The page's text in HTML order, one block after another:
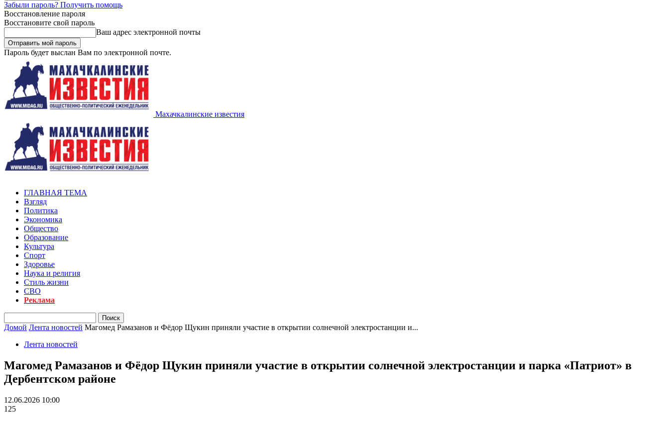
Забыли пароль? Получить помощь
Восстановление пароля
Восстановите свой пароль
Ваш адрес электронной почты
Пароль будет выслан Вам по электронной почте.
Махачкалинские известия
ГЛАВНАЯ ТЕМА
Взгляд
Политика
Экономика
Общество
Образование
Культура
Спорт
Здоровье
Наука и религия
Стиль жизни
СВО
Реклама
Домой Лента новостей Магомед Рамазанов и Фёдор Щукин приняли участие в открытии солнечной электростанции и...
Лента новостей
Магомед Рамазанов и Фёдор Щукин приняли участие в открытии солнечной электростанции и парка «Патриот» в
Дербентском районе
12.06.2026 10:00
125